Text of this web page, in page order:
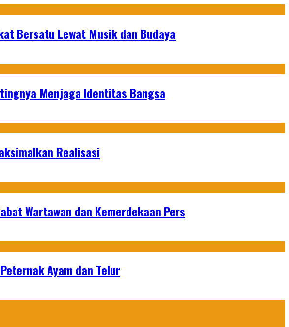
Bersatu Lewat Musik dan Budaya
Menjaga Identitas Bangsa
Realisasi
Wartawan dan Kemerdekaan Pers
Ayam dan Telur